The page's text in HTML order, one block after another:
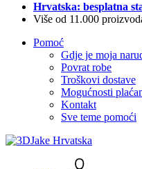
Hrvatska: besplatna
Više od 11.000
Pomoć
Gdje je moja
Povrat robe
Troškovi dostave
Mogućnosti
Kontakt
Sve teme pomoći